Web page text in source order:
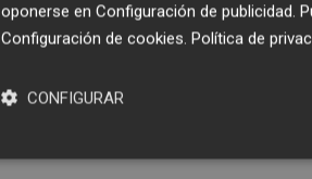
oponerse en Configuración de publicidad.
Configuración de cookies. Política de
CONFIGURAR